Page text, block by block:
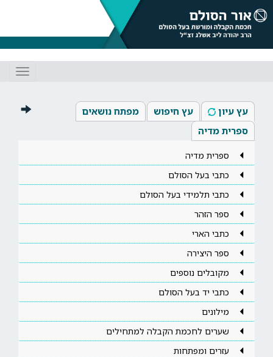
עץ עיון עץ חיפוש
מפתח נושאים
ספרית מדיה
ספרית מדיה
כתבי בעל הסולם
כתבי תלמידי בעל הסולם
ספר הזהר
כתבי הארי
ספר היצירה
מקובלים נוספים
כתבי יד בעל הסולם
מילונים
שערים לחכמת הקבלה למתחילים
עזרים ומפתחות